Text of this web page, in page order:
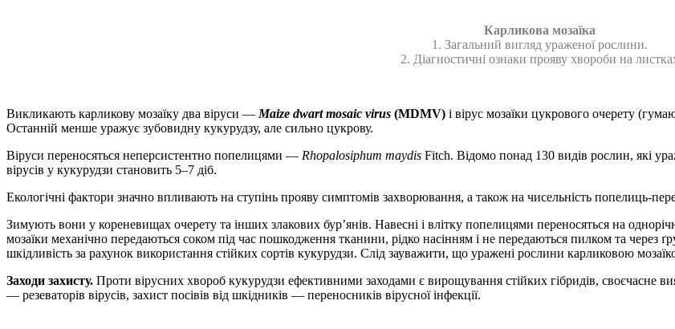
Карликова мозаїка
1. Загальний вигляд ураженої рослини.
2. Діагностичні ознаки прояву хвороби на
Викликають карликову мозаїку два віруси — Maize dwart mosaic virus (MDMV) i вірус мозаїки цукрового очерету
Останній менше уражує зубовидну кукурудзу, але сильно цукрову.
Віруси переносяться неперсистентно попелицями — Rhopalosiphum maydis Fitch. Відомо понад 130 видів рослин, які
вірусів у кукурудзи становить 5–7 діб.
Екологічні фактори значно впливають на ступінь прояву симптомів захворювання, а також на чисельність попелиць-
Зимують вони у кореневищах очерету та інших злакових бур’янів. Навесні і влітку попелицями переносяться на
мозаїки механічно передаються соком під час пошкодження тканини, рідко насінням і не передаються пилком та через
шкідливість за рахунок використання стійких сортів кукурудзи. Слід зауважити, що уражені рослини карликовою
Заходи захисту. Проти вірусних хвороб кукурудзи ефективними заходами є вирощування стійких гібридів, своєчасне
— резеваторів вірусів, захист посівів від шкідників — переносників вірусної інфекції.